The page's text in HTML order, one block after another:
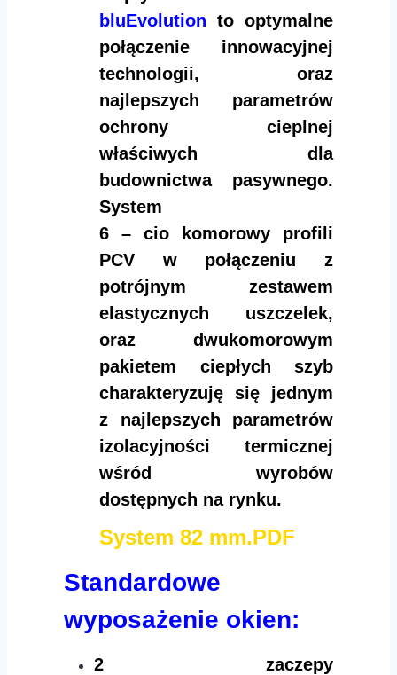
bluEvolution to optymalne
połączenie innowacyjnej
technologii, oraz
najlepszych parametrów
ochrony cieplnej
właściwych dla
budownictwa pasywnego.
System
6 – cio komorowy profili
PCV w połączeniu z
potrójnym zestawem
elastycznych uszczelek,
oraz dwukomorowym
pakietem ciepłych szyb
charakteryzuję się jednym
z najlepszych parametrów
izolacyjności termicznej
wśród wyrobów
dostępnych na rynku.
System 82 mm.PDF
Standardowe
wyposażenie okien:
2 zaczepy